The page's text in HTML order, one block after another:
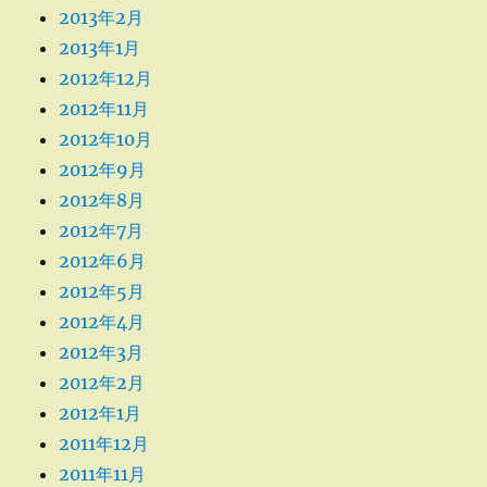
2013年2月
2013年1月
2012年12月
2012年11月
2012年10月
2012年9月
2012年8月
2012年7月
2012年6月
2012年5月
2012年4月
2012年3月
2012年2月
2012年1月
2011年12月
2011年11月